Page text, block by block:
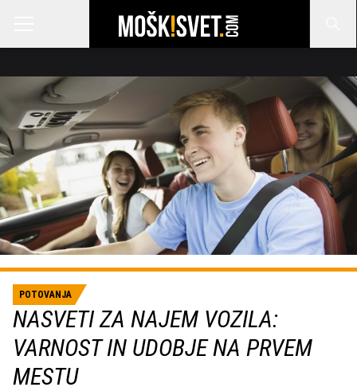
POTOVANJA
NASVETI ZA NAJEM VOZILA:
VARNOST IN UDOBJE NA PRVEM
MESTU